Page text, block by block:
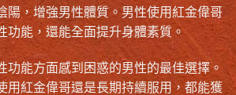
陽，增強男性體質。男性使用紅金偉哥
功能，還能全面提升身體素質。
功能方面感到困惑的男性的最佳選擇。
用紅金偉哥還是長期持續服用，都能獲